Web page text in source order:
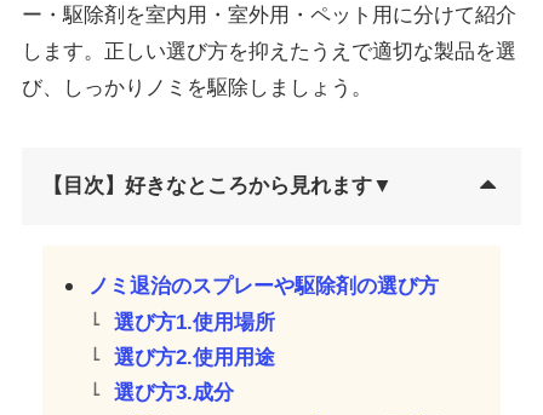
ー・駆除剤を室内用・室外用・ペット用に分けて紹介
します。正しい選び方を抑えたうえで適切な製品を選
び、しっかりノミを駆除しましょう。
【目次】好きなところから見れます▼
ノミ退治のスプレーや駆除剤の選び方
選び方1.使用場所
選び方2.使用用途
選び方3.成分